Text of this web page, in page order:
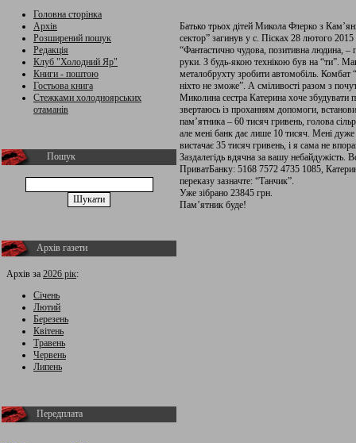
Головна сторінка
Архів
Розширений пошук
Редакція
Клуб "Холодний Яр"
Книги - поштою
Гостьова книга
Стежками холодноярських
отаманів
Пошук
Архів газети
Архів за 2026 рік:
Січень
Лютий
Березень
Квітень
Травень
Червень
Липень
Передплата
Батько трьох дітей Микола Флерко з
сектор” загинув у с. Пісках 28 лютого 2015
“Фантастично чудова, позитивна людина, –
руки. З будь-якою технікою був на “ти”.
металобрухту зробити автомобіль.
ніхто не зможе”. А сміливості разом з
Миколина сестра Катерина хоче
звертаюсь із проханням допомоги,
пам’ятника – 60 тисяч гривень, голова
але мені банк дає лише 10 тисяч. Мені
вистачає 35 тисяч гривень, і я сама не
Заздалегідь вдячна за вашу небайдужість.
ПриватБанку: 5168 7572 4735 1085,
переказу зазначте: “Танчик”.
Уже зібрано 23845 грн.
Пам’ятник буде!